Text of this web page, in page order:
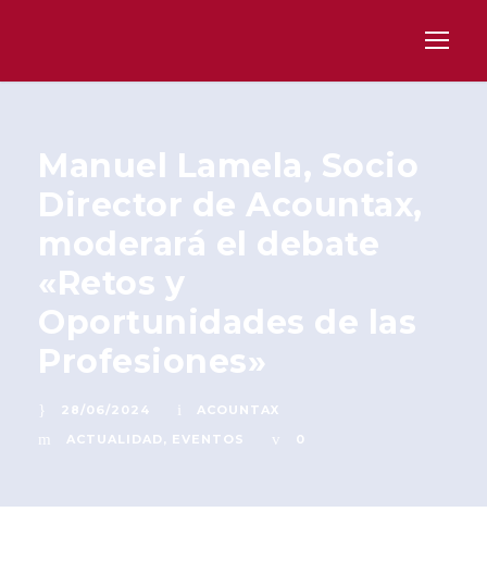
Manuel Lamela, Socio
Director de Acountax,
moderará el debate
«Retos y
Oportunidades de las
Profesiones»
28/06/2024
ACOUNTAX
ACTUALIDAD , EVENTOS 0